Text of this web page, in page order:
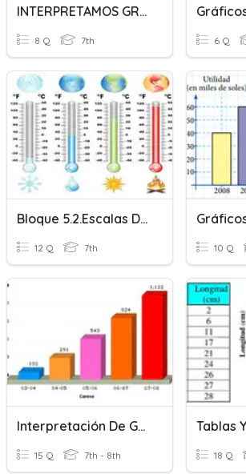
INTERPRETAMOS GRÁFICOS DE BARRAS Y GRAFICOS CIRCULARES
8 Q 7th 6 Q
Bloque 5.2.Escalas De Temperatura
12 Q 7th 10 Q
Interpretación De Gráficos
15 Q 7th - 8th
Tablas
18 Q